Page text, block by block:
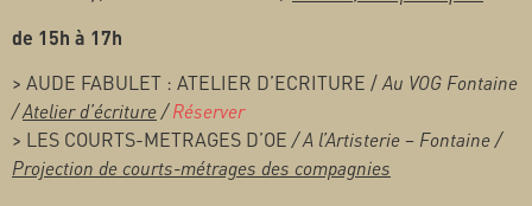
de 15h à 17h
> AUDE FABULET : ATELIER D’ECRITURE /Au VOG Fontaine
/Atelier d’écriture/ Réserver
> LES COURTS-METRAGES D’OE/ A l’Artisterie – Fontaine /
Projection de courts-métrages des compagnies